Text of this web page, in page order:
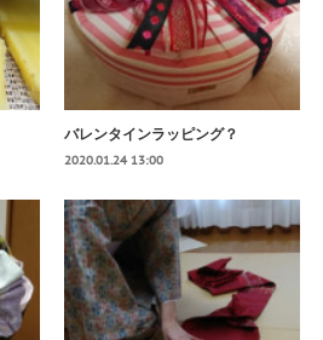
バレンタインラッピング？
2020.01.24 13:00